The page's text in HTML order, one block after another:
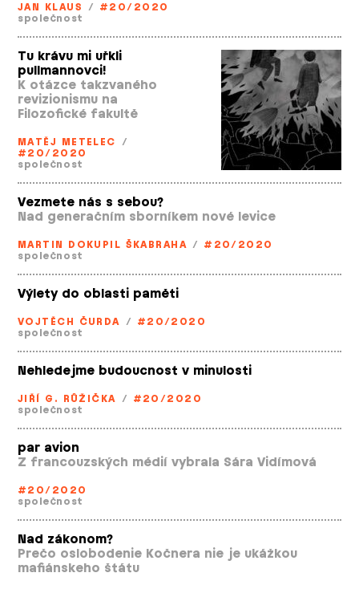
JAN KLAUS / #20/2020
společnost
Tu krávu mi uřkli
pullmannovci!
K otázce takzvaného
revizionismu na
Filozofické fakultě
MATĚJ METELEC /
#20/2020
společnost
Vezmete nás s sebou?
Nad generačním sborníkem nové levice
MARTIN DOKUPIL ŠKABRAHA / #20/2020
společnost
Výlety do oblasti paměti
VOJTĚCH ČURDA / #20/2020
společnost
Nehledejme budoucnost v minulosti
JIŘÍ G. RŮŽIČKA / #20/2020
společnost
par avion
Z francouzských médií vybrala Sára Vidímová
#20/2020
společnost
Nad zákonom?
Prečo oslobodenie Kočnera nie je ukážkou
mafiánskeho štátu